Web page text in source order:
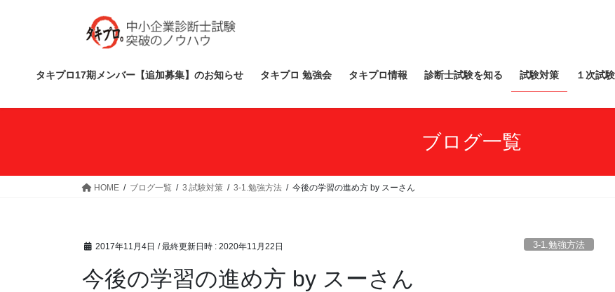
ス
ン
タキプロ17期メンバー【追加募集】のお知らせ タキプロ 勉強会 タキプロ情報 診断士試験を知る 試験対策 １次試
ブログ一覧
HOME ブログ一覧 3.試験対策 3-1.勉強方法 今後の学習の進め方 by スーさん
2017年11月4日 / 最終更新日時 : 2020年11月22日 3-1.勉強方法
今後の学習の進め方 by スーさん